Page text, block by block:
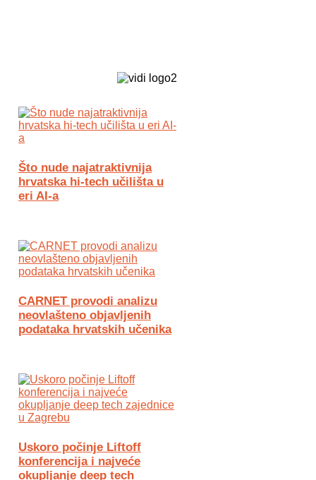
Što nude najatraktivnija
hrvatska hi-tech učilišta u
eri AI-a
CARNET provodi analizu
neovlašteno objavljenih
podataka hrvatskih učenika
Uskoro počinje Liftoff
konferencija i najveće
okupljanje deep tech